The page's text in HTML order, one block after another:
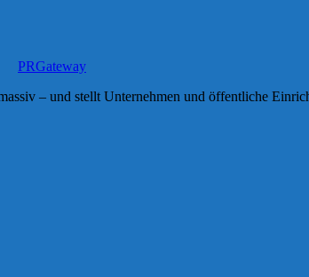
PRGateway
– und stellt Unternehmen und öffentliche